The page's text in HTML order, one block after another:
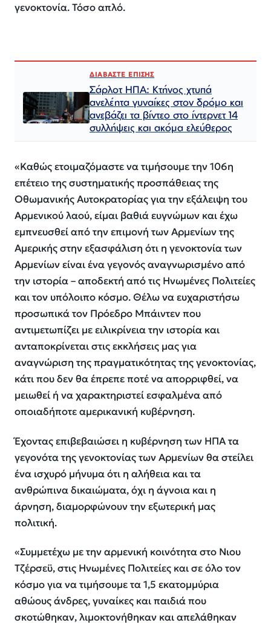
γενοκτονία. Τόσο απλό.
ΔΙΑΒΑΣΤΕ ΕΠΙΣΗΣ
Σάρλοτ ΗΠΑ: Κτήνος χτυπά
ανελέητα γυναίκες στον δρόμο και
ανεβάζει τα βίντεο στο ίντερνετ 14
συλλήψεις και ακόμα ελεύθερος​​​​​​​​​​​​​​​​​​​​​​​​​​​​​​​​​​​​​​​​​​​​​​​​​​
«Καθώς ετοιμαζόμαστε να τιμήσουμε την 106η
επέτειο της συστηματικής προσπάθειας της
Οθωμανικής Αυτοκρατορίας για την εξάλειψη του
Αρμενικού λαού, είμαι βαθιά ευγνώμων και έχω
εμπνευσθεί από την επιμονή των Αρμενίων της
Αμερικής στην εξασφάλιση ότι η γενοκτονία των
Αρμενίων είναι ένα γεγονός αναγνωρισμένο από
την ιστορία – αποδεκτή από τις Ηνωμένες Πολιτείες
και τον υπόλοιπο κόσμο. Θέλω να ευχαριστήσω
προσωπικά τον Πρόεδρο Μπάιντεν που
αντιμετωπίζει με ειλικρίνεια την ιστορία και
ανταποκρίνεται στις εκκλήσεις μας για
αναγνώριση της πραγματικότητας της γενοκτονίας,
κάτι που δεν θα έπρεπε ποτέ να απορριφθεί, να
μειωθεί ή να χαρακτηριστεί εσφαλμένα από
οποιαδήποτε αμερικανική κυβέρνηση.
Έχοντας επιβεβαιώσει η κυβέρνηση των ΗΠΑ τα
γεγονότα της γενοκτονίας των Αρμενίων θα στείλει
ένα ισχυρό μήνυμα ότι η αλήθεια και τα
ανθρώπινα δικαιώματα, όχι η άγνοια και η
άρνηση, διαμορφώνουν την εξωτερική μας
πολιτική.
«Συμμετέχω με την αρμενική κοινότητα στο Νιου
Τζέρσεϋ, στις Ηνωμένες Πολιτείες και σε όλο τον
κόσμο για να τιμήσουμε τα 1,5 εκατομμύρια
αθώους άνδρες, γυναίκες και παιδιά που
σκοτώθηκαν, λιμοκτονήθηκαν και απελάθηκαν